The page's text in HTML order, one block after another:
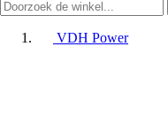
VDH Power